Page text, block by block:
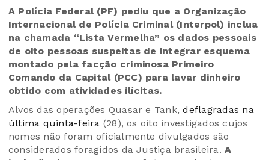
A Polícia Federal (PF) pediu que a Organização
Internacional de Polícia Criminal (Interpol) inclua
na chamada “Lista Vermelha” os dados pessoais
de oito pessoas suspeitas de integrar esquema
montado pela facção criminosa Primeiro
Comando da Capital (PCC) para lavar dinheiro
obtido com atividades ilícitas.
Alvos das operações Quasar e Tank,deflagradas na
última quinta-feira (28), os oito investigados cujos
nomes não foram oficialmente divulgados são
considerados foragidos da Justiça brasileira.A